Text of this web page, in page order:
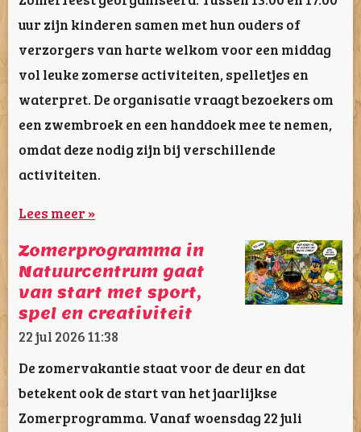
uur zijn kinderen samen met hun ouders of
verzorgers van harte welkom voor een middag
vol leuke zomerse activiteiten, spelletjes en
waterpret. De organisatie vraagt bezoekers om
een zwembroek en een handdoek mee te nemen,
omdat deze nodig zijn bij verschillende
activiteiten.
Lees meer »
Zomerprogramma in
Natuurcentrum gaat
van start met sport,
spel en creativiteit
22 jul 202611:38
De zomervakantie staat voor de deur en dat
betekent ook de start van het jaarlijkse
Zomerprogramma. Vanaf woensdag 22 juli